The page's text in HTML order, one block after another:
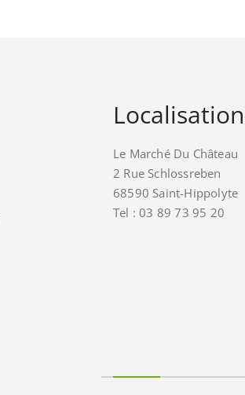
Localisation
Le Marché Du Château
2 Rue Schlossreben
68590 Saint-Hippolyte
Tel : 03 89 73 95 20